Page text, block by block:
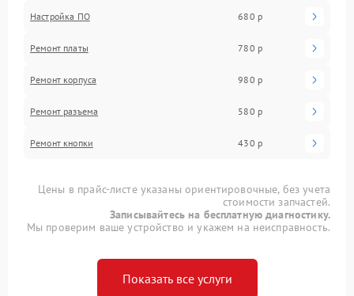
Настройка ПО 680 р
Ремонт платы 780 р
Ремонт корпуса 980 р
Ремонт разъема 580 р
Ремонт кнопки 430 р
Цены в прайс-листе указаны ориентировочные, без учета
стоимости запчастей.
Записывайтесь на бесплатную диагностику.
Мы проверим ваше устройство и укажем на неисправность.
Показать все услуги